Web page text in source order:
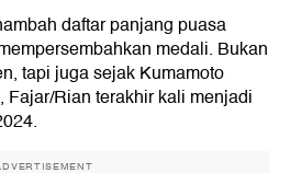
daftar panjang puasa
medali. Bukan
tapi juga sejak Kumamoto
Fajar/Rian terakhir kali menjadi